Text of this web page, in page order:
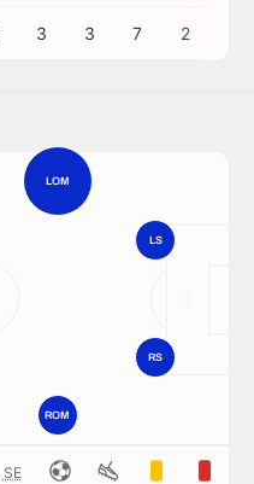
3 3 7 2
LOM
RS
ROM
LS
SE